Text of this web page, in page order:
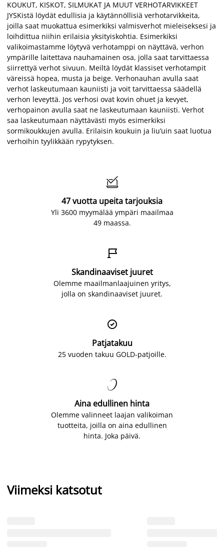
KOUKUT, KISKOT, SILMUKAT JA MUUT VERHOTARVIKKEET
JYSKistä löydät edullisia ja käytännöllisiä verhotarvikkeita,
joilla saat muokattua esimerkiksi valmisverhot mieleiseksesi ja
loihdittua niihin erilaisia yksityiskohtia. Esimerkiksi
valikoimastamme löytyvä verhotamppi on näyttävä, verhon
ympärille laitettava nauhamainen osa, jolla saat tarvittaessa
siirrettyä verhot sivuun. Meiltä löydät klassiset verhotampit
väreissä hopea, musta ja beige. Verhonauhan avulla saat
verhot laskeutumaan kauniisti ja voit tarvittaessa säädellä
verhon leveyttä. Jos verhosi ovat kovin ohuet ja kevyet,
verhopainon avulla saat ne laskeutumaan kauniisti. Verhot
saa laskeutumaan näyttävästi myös esimerkiksi
sormikoukkujen avulla. Erilaisin koukuin ja liu’uin saat luotua
verhoihin tyylikkään rypytyksen.

47 vuotta upeita tarjouksia
Yli 3600 myymälää ympäri maailmaa
49 maassa.

Skandinaaviset juuret
Olemme maailmanlaajuinen yritys,
jolla on skandinaaviset juuret.

Patjatakuu
25 vuoden takuu GOLD-patjoille.

Aina edullinen hinta
Olemme valinneet laajan valikoiman
tuotteita, joilla on aina edullinen
hinta. Joka päivä.
Viimeksi katsotut